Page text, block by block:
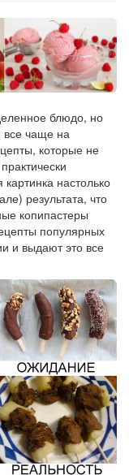
блюдо, но
все чаще на
которые не
настолько
результата, что
копипастеры
популярных
и выдают это все